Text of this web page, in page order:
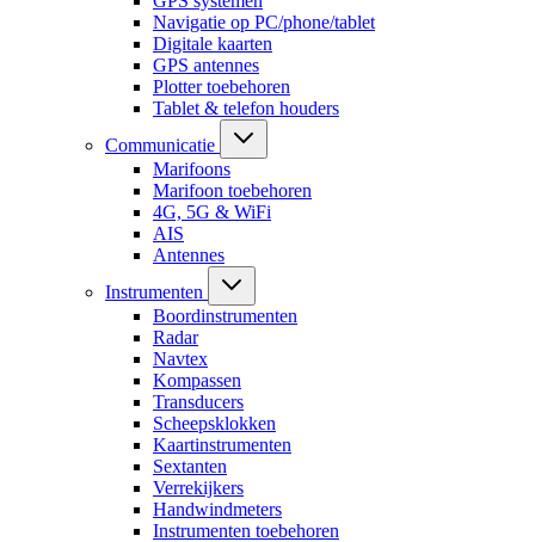
Navigatie op PC/phone/tablet
Digitale kaarten
GPS antennes
Plotter toebehoren
Tablet & telefon houders
Communicatie
Marifoons
Marifoon toebehoren
4G, 5G & WiFi
AIS
Antennes
Instrumenten
Boordinstrumenten
Radar
Navtex
Kompassen
Transducers
Scheepsklokken
Kaartinstrumenten
Sextanten
Verrekijkers
Handwindmeters
Instrumenten toebehoren